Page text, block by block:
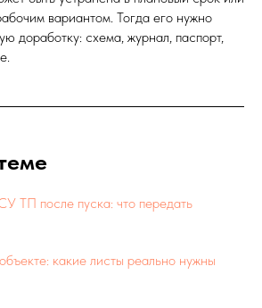
вариантом. Тогда его нужно
доработку: схема, журнал, паспорт,
ТП после пуска: что передать
какие листы реально нужны